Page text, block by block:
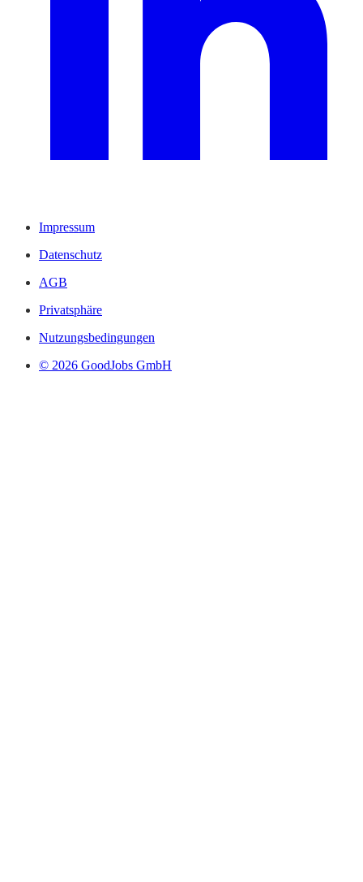
Impressum
Datenschutz
AGB
Privatsphäre
Nutzungsbedingungen
© 2026 GoodJobs GmbH